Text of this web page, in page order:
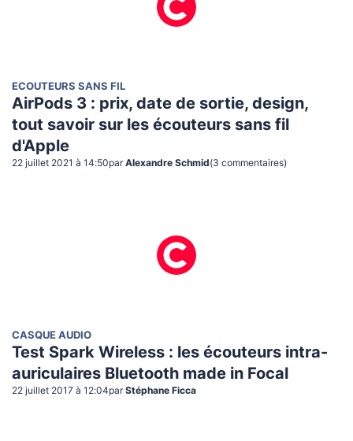
ECOUTEURS SANS FIL
AirPods 3 : prix, date de sortie, design,
tout savoir sur les écouteurs sans fil
d'Apple
22 juillet 2021 à 14:50par Alexandre Schmid (3 commentaires)
CASQUE AUDIO
Test Spark Wireless : les écouteurs intra-
auriculaires Bluetooth made in Focal
22 juillet 2017 à 12:04par Stéphane Ficca